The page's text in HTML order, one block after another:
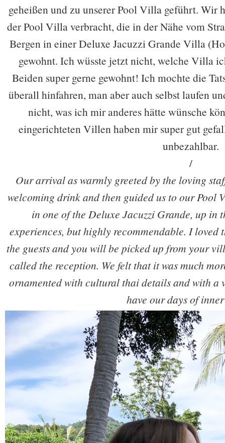
geheißen und zu unserer Pool Villa geführt. Wir
der Pool Villa verbracht, die in der Nähe vom
Bergen in einer Deluxe Jacuzzi Grande Villa
gewohnt. Ich wüsste jetzt nicht, welche Villa
Beiden super gerne gewohnt! Ich mochte die
überall hinfahren, man aber auch selbst laufen
nicht, was ich mir anderes hätte wünsche
eingerichteten Villen haben mir super gut
unbezahlbar.
/
Our arrival as warmly greeted by the loving
welcoming drink and then guided us to our Pool
in one of the Deluxe Jacuzzi Grande, up
experiences, but highly recommendable. I loved
the guests and you will be picked up from your
called the reception. We felt that it was much
ornamented with cultural thai details and with a
have our days of